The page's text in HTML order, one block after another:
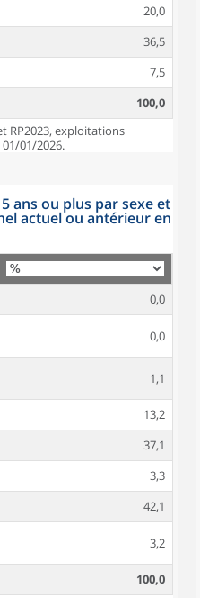
20,0
36,5
7,5
100,0
RP2023, exploitations
01/2026.
ans ou plus par sexe et
actuel ou antérieur en
0,0
0,0
1,1
13,2
37,1
3,3
42,1
3,2
100,0